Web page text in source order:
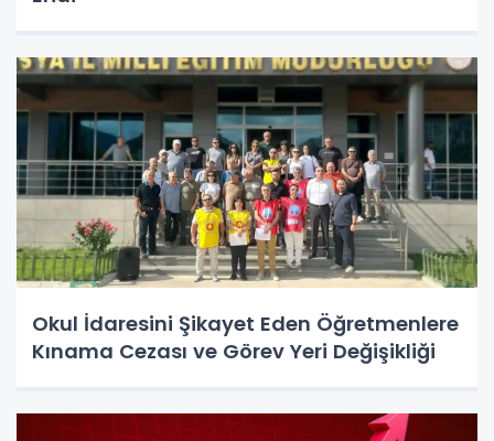
Okul İdaresini Şikayet Eden Öğretmenlere
Kınama Cezası ve Görev Yeri Değişikliği